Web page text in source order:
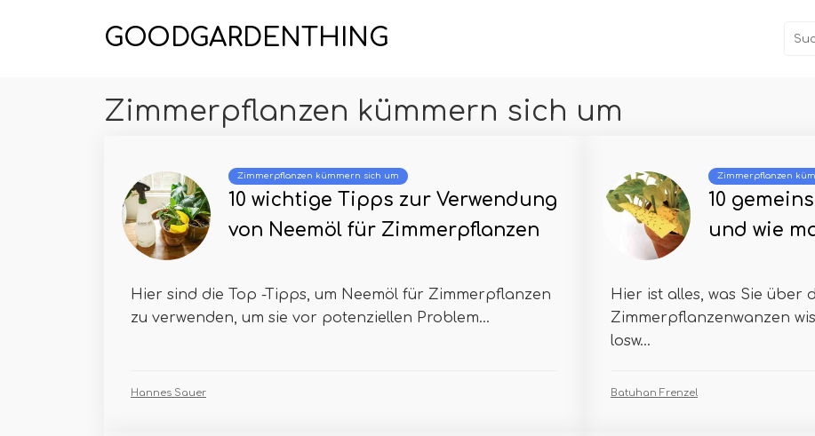
GOODGARDENTHING
Zimmerpflanzen kümmern sich um
Zimmerpflanzen kümmern sich um
10 wichtige Tipps zur Verwendung
von Neemöl für Zimmerpflanzen
Hier sind die Top -Tipps, um Neemöl für Zimmerpflanzen
zu verwenden, um sie vor potenziellen Problem...
Hannes Sauer
Zimmerpflanzen
10
und wie
Hier ist alles, was Sie über
Zimmerpflanzenwanzen
losw...
Batuhan Frenzel